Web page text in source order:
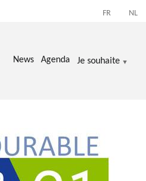
FR NL
News Agenda Je souhaite